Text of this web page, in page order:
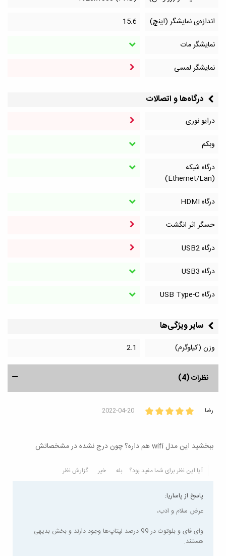
اندازه‌ی نمایشگر (اینچ)
15.6
نمایشگر مات
نمایشگر لمسی
درگاه‌ها و اتصالات
درایو نوری
وبکم
درگاه شبکه
(Ethernet/Lan)
درگاه HDMI
حسگر اثر انگشت
درگاه‌ USB2
درگاه‌ USB3
درگاه‌ USB Type-C
سایر ویژگی‌ها
وزن (کیلوگرم) 2.1
نظرات (4)
رضا 2022-04-20
ببخشید این مدل wifi هم داره؟ چون درج نشده در مشخصاتش
آیا این نظر برای شما مفید بود؟ بله خیر گزارش نظر
پاسخ از پاساریا:
عرض سلام و ادب،
وای فای و بلوتوث در 99 درصد لپتاپ‌ها وجود دارند و بخش بدیهی
هستند.